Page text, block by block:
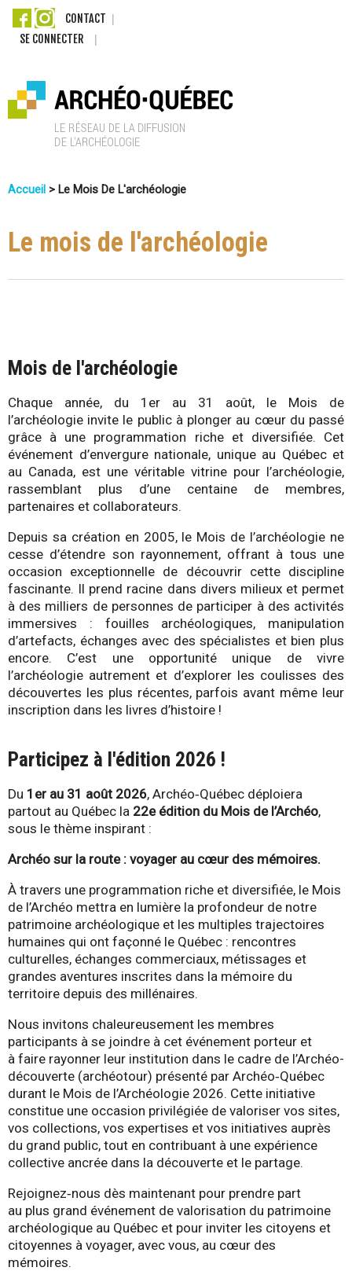
Aller
principal
CONTACT
SE CONNECTER
r
c
h
-
Q
u
é
b
e
c
Êtes
Ici
Accueil > Le Mois De L'archéologie
Le mois de l'archéologie
Mois de l'archéologie
Chaque année, du 1er au 31 août, le Mois de
l’archéologie invite le public à plonger au cœur du passé
grâce à une programmation riche et diversifiée. Cet
événement d’envergure nationale, unique au Québec et
au Canada, est une véritable vitrine pour l’archéologie,
rassemblant plus d’une centaine de membres,
partenaires et collaborateurs.
Depuis sa création en 2005, le Mois de l’archéologie ne
cesse d’étendre son rayonnement, offrant à tous une
occasion exceptionnelle de découvrir cette discipline
fascinante. Il prend racine dans divers milieux et permet
à des milliers de personnes de participer à des activités
immersives : fouilles archéologiques, manipulation
d’artefacts, échanges avec des spécialistes et bien plus
encore. C’est une opportunité unique de vivre
l’archéologie autrement et d’explorer les coulisses des
découvertes les plus récentes, parfois avant même leur
inscription dans les livres d’histoire !
Participez à l'édition 2026 !
Du 1er au 31 août 2026, Archéo‑Québec déploiera
partout au Québec la 22e édition du Mois de l’Archéo,
sous le thème inspirant :
Archéo sur la route : voyager au cœur des mémoires.
À travers une programmation riche et diversifiée, le Mois
de l’Archéo mettra en lumière la profondeur de notre
patrimoine archéologique et les multiples trajectoires
humaines qui ont façonné le Québec : rencontres
culturelles, échanges commerciaux, métissages et
grandes aventures inscrites dans la mémoire du
territoire depuis des millénaires.
Nous invitons chaleureusement les membres
participants à se joindre à cet événement porteur et
à faire rayonner leur institution dans le cadre de l’Archéo-
découverte (archéotour) présenté par Archéo‑Québec
durant le Mois de l’Archéologie 2026. Cette initiative
constitue une occasion privilégiée de valoriser vos sites,
vos collections, vos expertises et vos initiatives auprès
du grand public, tout en contribuant à une expérience
collective ancrée dans la découverte et le partage.
Rejoignez‑nous dès maintenant pour prendre part
au plus grand événement de valorisation du patrimoine
archéologique au Québec et pour inviter les citoyens et
citoyennes à voyager, avec vous, au cœur des
mémoires.